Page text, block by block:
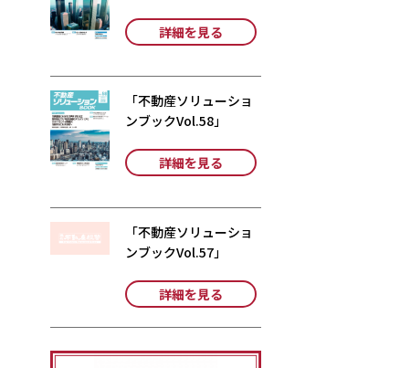
詳細を見る
「不動産ソリューショ
ンブックVol.58」
詳細を見る
「不動産ソリューショ
ンブックVol.57」
詳細を見る